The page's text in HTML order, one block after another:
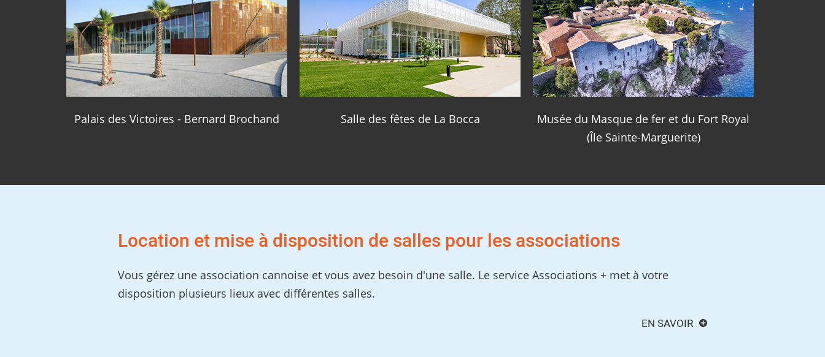
Palais des Victoires - Bernard Brochand Salle des fêtes de La Bocca
Musée du Masque de fer et du Fort Royal
(Île Sainte-Marguerite)
Location et mise à disposition de salles pour les associations
Vous gérez une association cannoise et vous avez besoin d'une salle. Le service Associations + met à votre
disposition plusieurs lieux avec différentes salles.
EN SAVOIR